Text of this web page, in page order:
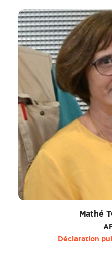
Mathé
Déclaration